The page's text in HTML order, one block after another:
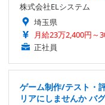
株式会社ELシステム
埼玉県
月給23万2,400円～
正社員
ゲーム制作/テスト・
リアにしませんか バ